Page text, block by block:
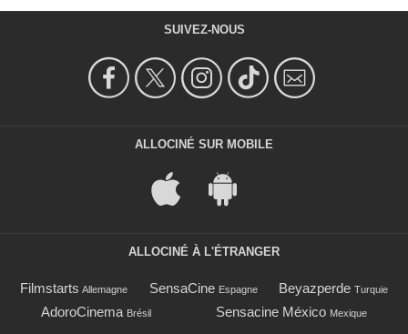
SUIVEZ-NOUS
ALLOCINÉ SUR MOBILE
ALLOCINÉ À L'ÉTRANGER
Filmstarts Allemagne SensaCine Espagne Beyazperde Turquie
AdoroCinema Brésil Sensacine México Mexique